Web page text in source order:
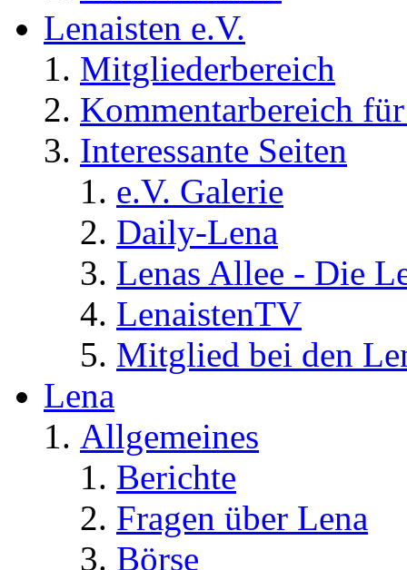
Lenaisten e.V.
Mitgliederbereich
Kommentarbereich
Interessante Seiten
e.V. Galerie
Daily-Lena
Lenas Allee - Die
LenaistenTV
Mitglied bei den
Lena
Allgemeines
Berichte
Fragen über Lena
Börse